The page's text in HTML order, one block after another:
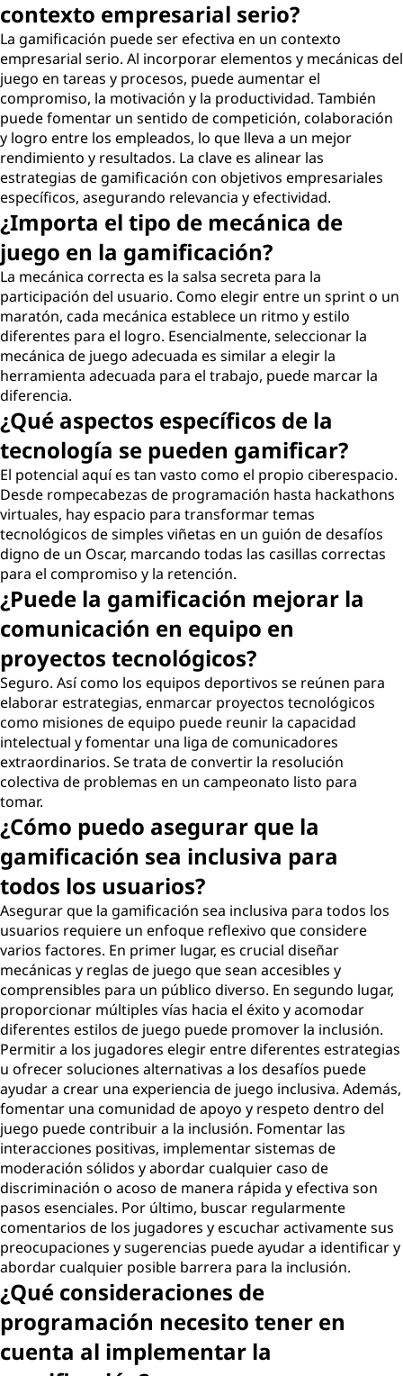
contexto empresarial serio?
La gamificación puede ser efectiva en un contexto
empresarial serio. Al incorporar elementos y mecánicas del
juego en tareas y procesos, puede aumentar el
compromiso, la motivación y la productividad. También
puede fomentar un sentido de competición, colaboración
y logro entre los empleados, lo que lleva a un mejor
rendimiento y resultados. La clave es alinear las
estrategias de gamificación con objetivos empresariales
específicos, asegurando relevancia y efectividad.
¿Importa el tipo de mecánica de
juego en la gamificación?
La mecánica correcta es la salsa secreta para la
participación del usuario. Como elegir entre un sprint o un
maratón, cada mecánica establece un ritmo y estilo
diferentes para el logro. Esencialmente, seleccionar la
mecánica de juego adecuada es similar a elegir la
herramienta adecuada para el trabajo, puede marcar la
diferencia.
¿Qué aspectos específicos de la
tecnología se pueden gamificar?
El potencial aquí es tan vasto como el propio ciberespacio.
Desde rompecabezas de programación hasta hackathons
virtuales, hay espacio para transformar temas
tecnológicos de simples viñetas en un guión de desafíos
digno de un Oscar, marcando todas las casillas correctas
para el compromiso y la retención.
¿Puede la gamificación mejorar la
comunicación en equipo en
proyectos tecnológicos?
Seguro. Así como los equipos deportivos se reúnen para
elaborar estrategias, enmarcar proyectos tecnológicos
como misiones de equipo puede reunir la capacidad
intelectual y fomentar una liga de comunicadores
extraordinarios. Se trata de convertir la resolución
colectiva de problemas en un campeonato listo para
tomar.
¿Cómo puedo asegurar que la
gamificación sea inclusiva para
todos los usuarios?
Asegurar que la gamificación sea inclusiva para todos los
usuarios requiere un enfoque reflexivo que considere
varios factores. En primer lugar, es crucial diseñar
mecánicas y reglas de juego que sean accesibles y
comprensibles para un público diverso. En segundo lugar,
proporcionar múltiples vías hacia el éxito y acomodar
diferentes estilos de juego puede promover la inclusión.
Permitir a los jugadores elegir entre diferentes estrategias
u ofrecer soluciones alternativas a los desafíos puede
ayudar a crear una experiencia de juego inclusiva. Además,
fomentar una comunidad de apoyo y respeto dentro del
juego puede contribuir a la inclusión. Fomentar las
interacciones positivas, implementar sistemas de
moderación sólidos y abordar cualquier caso de
discriminación o acoso de manera rápida y efectiva son
pasos esenciales. Por último, buscar regularmente
comentarios de los jugadores y escuchar activamente sus
preocupaciones y sugerencias puede ayudar a identificar y
abordar cualquier posible barrera para la inclusión.
¿Qué consideraciones de
programación necesito tener en
cuenta al implementar la